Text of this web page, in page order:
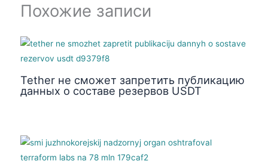
Похожие записи
Tether не сможет запретить публикацию
данных о составе резервов USDT